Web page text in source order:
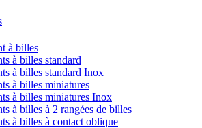
à billes
à billes standard
à billes standard Inox
à billes miniatures
à billes miniatures Inox
à billes à 2 rangées de billes
à billes à contact oblique